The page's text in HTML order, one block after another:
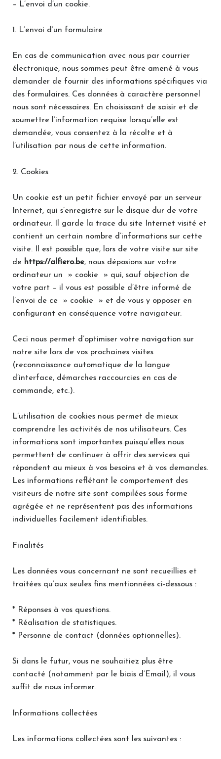
– L’envoi d’un cookie.
1. L’envoi d’un formulaire
En cas de communication avec nous par courrier
électronique, nous sommes peut être amené à vous
demander de fournir des informations spécifiques via
des formulaires. Ces données à caractère personnel
nous sont nécessaires. En choisissant de saisir et de
soumettre l’information requise lorsqu’elle est
demandée, vous consentez à la récolte et à
l’utilisation par nous de cette information.
2. Cookies
Un cookie est un petit fichier envoyé par un serveur
Internet, qui s’enregistre sur le disque dur de votre
ordinateur. Il garde la trace du site Internet visité et
contient un certain nombre d’informations sur cette
visite. Il est possible que, lors de votre visite sur site
de https://alfiero.be, nous déposions sur votre
ordinateur un » cookie » qui, sauf objection de
votre part – il vous est possible d’être informé de
l’envoi de ce » cookie » et de vous y opposer en
configurant en conséquence votre navigateur.
Ceci nous permet d’optimiser votre navigation sur
notre site lors de vos prochaines visites
(reconnaissance automatique de la langue
d’interface, démarches raccourcies en cas de
commande, etc.).
L’utilisation de cookies nous permet de mieux
comprendre les activités de nos utilisateurs. Ces
informations sont importantes puisqu’elles nous
permettent de continuer à offrir des services qui
répondent au mieux à vos besoins et à vos demandes.
Les informations reflétant le comportement des
visiteurs de notre site sont compilées sous forme
agrégée et ne représentent pas des informations
individuelles facilement identifiables.
Finalités
Les données vous concernant ne sont recueillies et
traitées qu’aux seules fins mentionnées ci-dessous :
* Réponses à vos questions.
* Réalisation de statistiques.
* Personne de contact (données optionnelles).
Si dans le futur, vous ne souhaitiez plus être
contacté (notamment par le biais d’Email), il vous
suffit de nous informer.
Informations collectées
Les informations collectées sont les suivantes :